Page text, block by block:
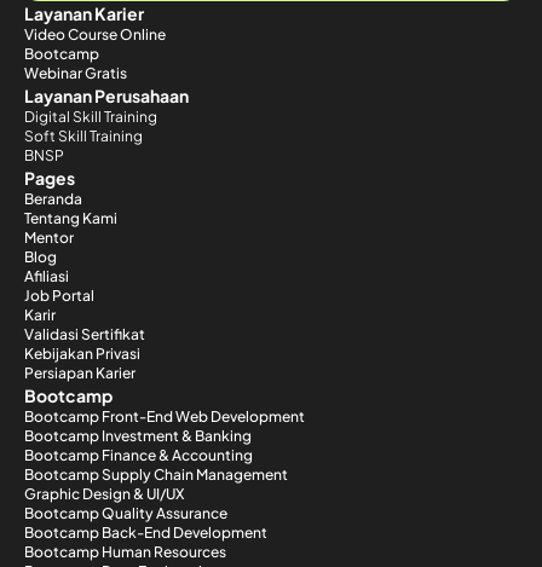
Layanan Karier
Video Course Online
Bootcamp
Webinar Gratis
Layanan Perusahaan
Digital Skill Training
Soft Skill Training
BNSP
Pages
Beranda
Tentang Kami
Mentor
Blog
Afiliasi
Job Portal
Karir
Validasi Sertifikat
Kebijakan Privasi
Persiapan Karier
Bootcamp
Bootcamp Front-End Web Development
Bootcamp Investment & Banking
Bootcamp Finance & Accounting
Bootcamp Supply Chain Management
Graphic Design & UI/UX
Bootcamp Quality Assurance
Bootcamp Back-End Development
Bootcamp Human Resources